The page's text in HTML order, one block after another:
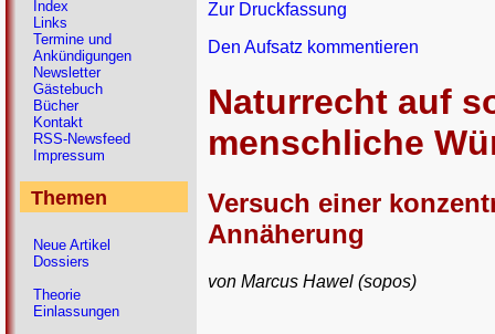
Zur Druckfassung
Den Aufsatz kommentieren
Naturrecht auf
menschliche
Versuch einer
Annäherung
von Marcus Hawel (sopos)
Index
Links
Termine und
Ankündigungen
Newsletter
Gästebuch
Bücher
Kontakt
RSS-Newsfeed
Impressum
Themen
Neue Artikel
Dossiers
Theorie
Einlassungen